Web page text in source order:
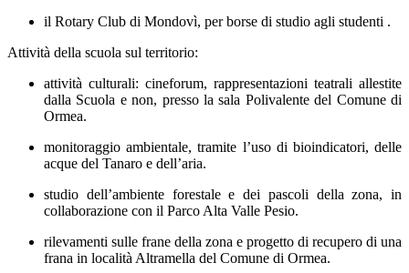
il Rotary Club di Mondovì, per borse di studio agli studenti .
Attività della scuola sul territorio:
attività culturali: cineforum, rappresentazioni teatrali allestite
dalla Scuola e non, presso la sala Polivalente del Comune di
Ormea.
monitoraggio ambientale, tramite l’uso di bioindicatori, delle
acque del Tanaro e dell’aria.
studio dell’ambiente forestale e dei pascoli della zona, in
collaborazione con il Parco Alta Valle Pesio.
rilevamenti sulle frane della zona e progetto di recupero di una
frana in località Altramella del Comune di Ormea.